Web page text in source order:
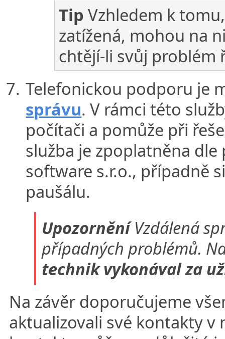
Tip Vzhledem k
zatížená, mohou na
chtějí-li svůj problém
Telefonickou podporu je
správu. V rámci této
počítači a pomůže při
služba je zpoplatněna
software s.r.o., případně
paušálu.
UpozorněníVzdálená
případných problémů.
technik vykonával za
Na závěr doporučujeme
aktualizovali své kontakty v